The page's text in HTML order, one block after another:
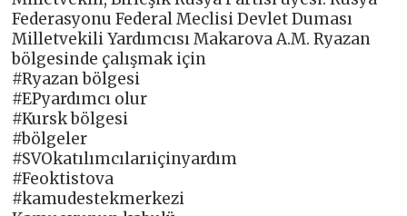
Federasyonu Federal Meclisi Devlet Duması
Milletvekili Yardımcısı Makarova A.M. Ryazan
bölgesinde çalışmak için
#Ryazan bölgesi
#EPyardımcı olur
#Kursk bölgesi
#bölgeler
#SVOkatılımcılarıiçinyardım
#Feoktistova
#kamudestekmerkezi